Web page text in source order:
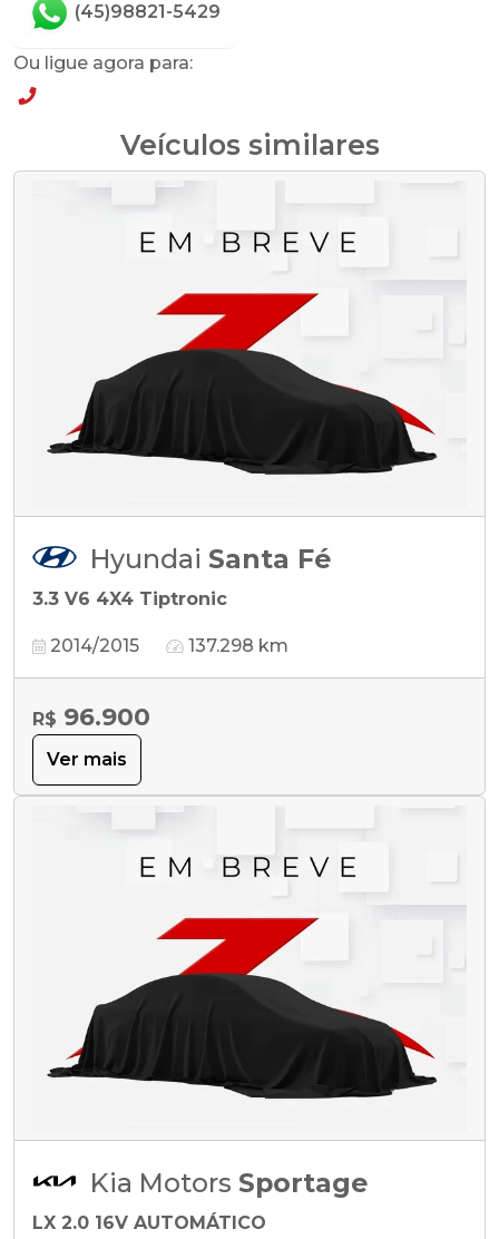
(45)98821-5429
Ou ligue agora para:
Veículos similares
Hyundai Santa Fé
3.3 V6 4X4 Tiptronic
2014/2015 137.298 km
R$ 96.900
Ver mais
Kia Motors Sportage
LX 2.0 16V AUTOMÁTICO